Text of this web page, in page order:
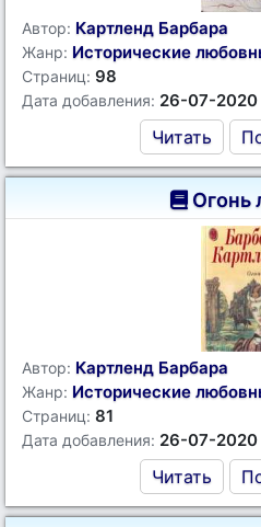
Автор: Картленд Барбара
Жанр: Исторические
Страниц: 98
Дата добавления: 26-07-2020
Читать
Огонь
Автор: Картленд Барбара
Жанр: Исторические
Страниц: 81
Дата добавления: 26-07-2020
Читать